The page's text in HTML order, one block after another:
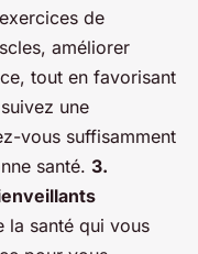
de
améliorer
tout en favorisant
une
vous suffisamment
santé. 3.
la santé qui vous